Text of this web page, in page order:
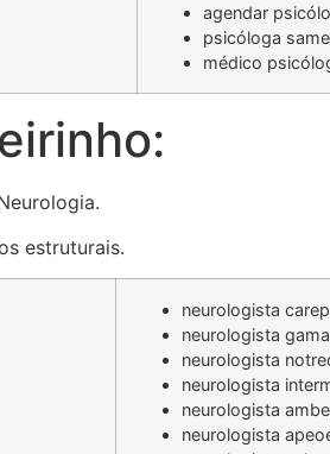
agendar
psicóloga
médico
estruturais.
neurologista
neurologista
neurologista
neurologista
neurologista
neurologista